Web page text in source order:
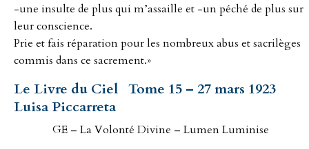
-une insulte de plus qui m’assaille et -un péché de plus sur
leur conscience.
Prie et fais réparation pour les nombreux abus et sacrilèges
commis dans ce sacrement.»
Le Livre du Ciel Tome 15 – 27 mars 1923
Luisa Piccarreta
GE – La Volonté Divine – Lumen Luminise